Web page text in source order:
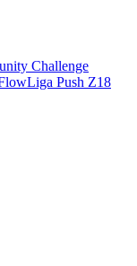
Challenge
Push Z18